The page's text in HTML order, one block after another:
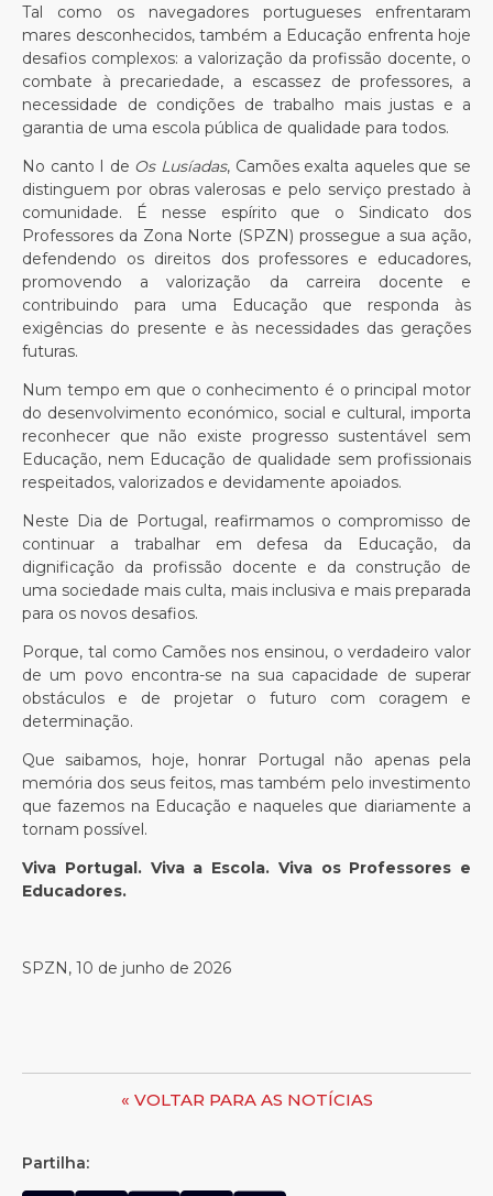
Tal como os navegadores portugueses enfrentaram
mares desconhecidos, também a Educação enfrenta hoje
desafios complexos: a valorização da profissão docente, o
combate à precariedade, a escassez de professores, a
necessidade de condições de trabalho mais justas e a
garantia de uma escola pública de qualidade para todos.
No canto I de Os Lusíadas, Camões exalta aqueles que se
distinguem por obras valerosas e pelo serviço prestado à
comunidade. É nesse espírito que o Sindicato dos
Professores da Zona Norte (SPZN) prossegue a sua ação,
defendendo os direitos dos professores e educadores,
promovendo a valorização da carreira docente e
contribuindo para uma Educação que responda às
exigências do presente e às necessidades das gerações
futuras.
Num tempo em que o conhecimento é o principal motor
do desenvolvimento económico, social e cultural, importa
reconhecer que não existe progresso sustentável sem
Educação, nem Educação de qualidade sem profissionais
respeitados, valorizados e devidamente apoiados.
Neste Dia de Portugal, reafirmamos o compromisso de
continuar a trabalhar em defesa da Educação, da
dignificação da profissão docente e da construção de
uma sociedade mais culta, mais inclusiva e mais preparada
para os novos desafios.
Porque, tal como Camões nos ensinou, o verdadeiro valor
de um povo encontra-se na sua capacidade de superar
obstáculos e de projetar o futuro com coragem e
determinação.
Que saibamos, hoje, honrar Portugal não apenas pela
memória dos seus feitos, mas também pelo investimento
que fazemos na Educação e naqueles que diariamente a
tornam possível.
Viva Portugal. Viva a Escola. Viva os Professores e
Educadores.
SPZN, 10 de junho de 2026
« VOLTAR PARA AS NOTÍCIAS
Partilha: